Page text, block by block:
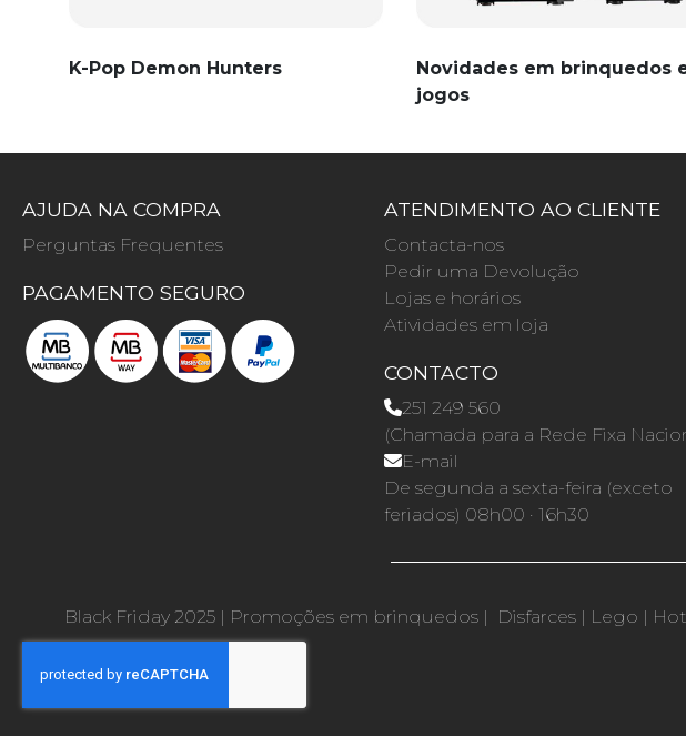
K-Pop Demon Hunters
Novidades em brinquedos
jogos
AJUDA NA COMPRA
Perguntas Frequentes
PAGAMENTO SEGURO
ATENDIMENTO AO CLIENTE
Contacta-nos
Pedir uma Devolução
Lojas e horários
Atividades em loja
CONTACTO
251 249 560
(Chamada para a Rede Fixa
E-mail
De segunda a sexta-feira (exceto
feriados) 08h00 · 16h30
Black Friday 2025 | Promoções em brinquedos | Disfarces | Lego |